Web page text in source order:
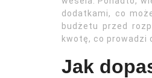
dodatkami, co
budżetu przed
kwotę, co prowadzi
Jak